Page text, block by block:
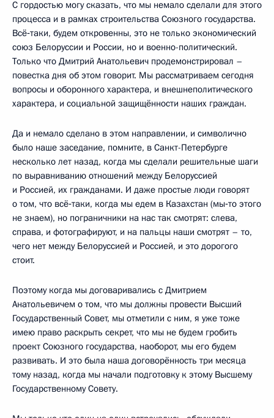
С гордостью могу сказать, что мы немало сделали для этого
процесса и в рамках строительства Союзного государства.
Всё‑таки, будем откровенны, это не только экономический
союз Белоруссии и России, но и военно-политический.
Только что Дмитрий Анатольевич продемонстрировал –
повестка дня об этом говорит. Мы рассматриваем сегодня
вопросы и оборонного характера, и внешнеполитического
характера, и социальной защищённости наших граждан.
Да и немало сделано в этом направлении, и символично
было наше заседание, помните, в Санкт-Петербурге
несколько лет назад, когда мы сделали решительные шаги
по выравниванию отношений между Белоруссией
и Россией, их гражданами. И даже простые люди говорят
о том, что всё‑таки, когда мы едем в Казахстан (мы‑то этого
не знаем), но пограничники на нас так смотрят: слева,
справа, и фотографируют, и на пальцы наши смотрят – то,
чего нет между Белоруссией и Россией, и это дорогого
стоит.
Поэтому когда мы договаривались с Дмитрием
Анатольевичем о том, что мы должны провести Высший
Государственный Совет, мы отметили с ним, я уже тоже
имею право раскрыть секрет, что мы не будем гробить
проект Союзного государства, наоборот, мы его будем
развивать. И это была наша договорённость три месяца
тому назад, когда мы начали подготовку к этому Высшему
Государственному Совету.